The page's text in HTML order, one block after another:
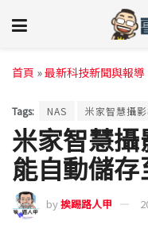
首頁 »最新科技新聞與報導
Tags: NAS 米家智慧攝
米家智慧
能自動儲存
by挨踢路人甲